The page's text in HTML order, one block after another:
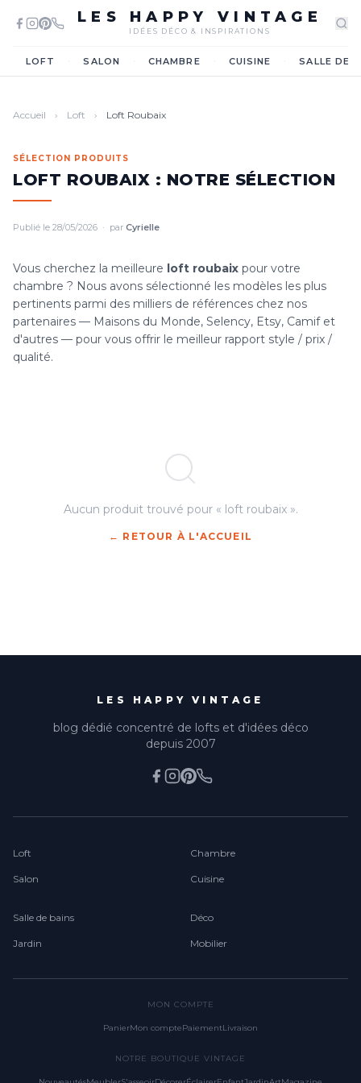
LES HAPPY VINTAGE
IDÉES DÉCO & INSPIRATIONS
LOFT SALON CHAMBRE CUISINE SALLE DE
Accueil › Loft › Loft Roubaix
SÉLECTION PRODUITS
LOFT ROUBAIX : NOTRE SÉLECTION
Publié le 28/05/2026 · par Cyrielle
Vous cherchez la meilleure loft roubaix pour votre
chambre ? Nous avons sélectionné les modèles les plus
pertinents parmi des milliers de références chez nos
partenaires — Maisons du Monde, Selency, Etsy, Camif et
d'autres — pour vous offrir le meilleur rapport style / prix /
qualité.
Aucun produit trouvé pour « loft roubaix ».
← RETOUR À L'ACCUEIL
LES HAPPY VINTAGE
blog dédié concentré de lofts et d'idées déco
depuis 2007
Loft
Salon
Chambre
Cuisine
Salle de bains
Jardin
Déco
Mobilier
MON COMPTE
PanierMon comptePaiementLivraison
NOTRE BOUTIQUE VINTAGE